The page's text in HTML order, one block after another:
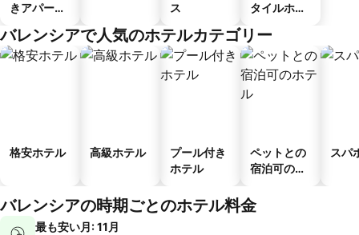
きアパート
ス
タイルホテ
バレンシアで人気のホテルカテゴリー
格安ホテル 高級ホテル
プール付き
ホテル
ペットとの
宿泊可のホ
スパ
バレンシアの時期ごとのホテル料金
最も安い月: 11月